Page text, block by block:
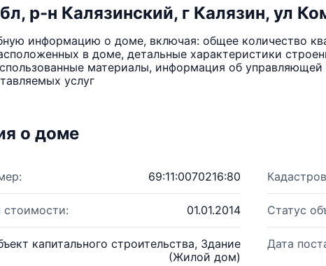
р-н Калязинский, г Калязин, ул
информацию о доме, включая: общее количество
в доме, детальные характеристики
материалы, информация об
услуг
о доме
69:11:0070216:80
стоимости: 01.01.2014 Статус
капитального строительства, Здание
(Жилой дом)
Дата